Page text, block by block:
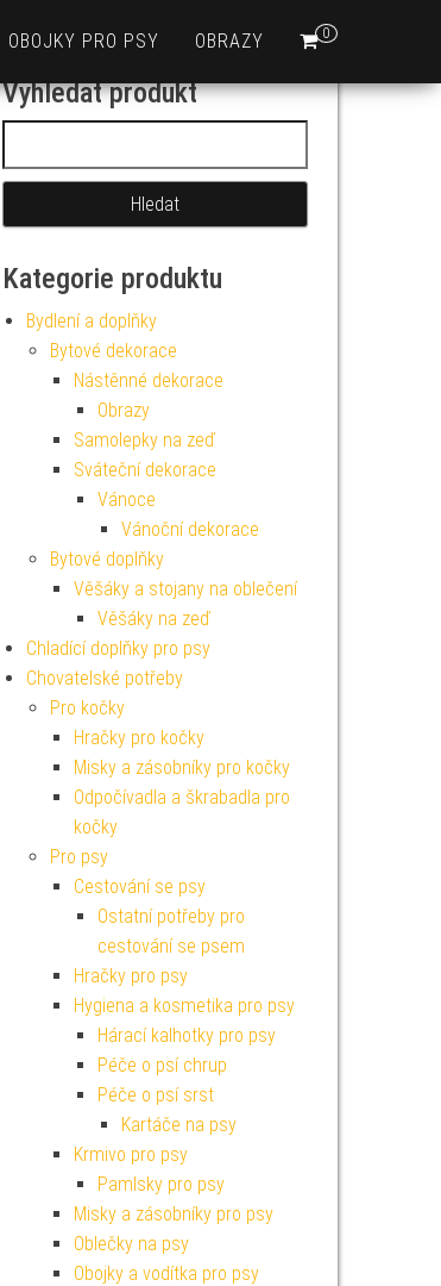
0
OBOJKY PRO PSY OBRAZY
Vyhledat produkt
Kategorie produktu
Bydlení a doplňky
Bytové dekorace
Nástěnné dekorace
Obrazy
Samolepky na zeď
Sváteční dekorace
Vánoce
Vánoční dekorace
Bytové doplňky
Věšáky a stojany na oblečení
Věšáky na zeď
Chladící doplňky pro psy
Chovatelské potřeby
Pro kočky
Hračky pro kočky
Misky a zásobníky pro kočky
Odpočívadla a škrabadla pro
kočky
Pro psy
Cestování se psy
Ostatní potřeby pro
cestování se psem
Hračky pro psy
Hygiena a kosmetika pro psy
Hárací kalhotky pro psy
Péče o psí chrup
Péče o psí srst
Kartáče na psy
Krmivo pro psy
Pamlsky pro psy
Misky a zásobníky pro psy
Oblečky na psy
Obojky a vodítka pro psy